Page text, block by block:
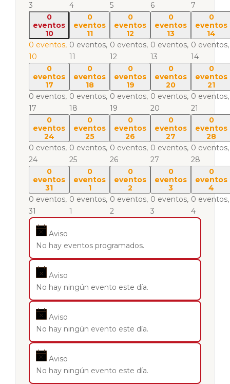
3
4
5
6
7
0
eventos
10
0 eventos,
10
0
eventos
11
0 eventos,
11
0
eventos
12
0 eventos,
12
0
eventos
13
0 eventos,
13
0
eventos
14
0 eventos,
14
0
eventos
17
0 eventos,
17
0
eventos
18
0 eventos,
18
0
eventos
19
0 eventos,
19
0
eventos
20
0 eventos,
20
0
eventos
21
0 eventos,
21
0
eventos
24
0 eventos,
24
0
eventos
25
0 eventos,
25
0
eventos
26
0 eventos,
26
0
eventos
27
0 eventos,
27
0
eventos
28
0 eventos,
28
0
eventos
31
0 eventos,
31
0
eventos
1
0 eventos,
1
0
eventos
2
0 eventos,
2
0
eventos
3
0 eventos,
3
0
eventos
4
0 eventos,
4
Aviso
No hay eventos programados.
Aviso
No hay ningún evento este día.
Aviso
No hay ningún evento este día.
Aviso
No hay ningún evento este día.